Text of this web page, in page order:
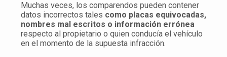
Muchas veces, los comparendos pueden contener
datos incorrectos tales como placas equivocadas,
nombres mal escritos o información errónea
respecto al propietario o quien conducía el vehículo
en el momento de la supuesta infracción.